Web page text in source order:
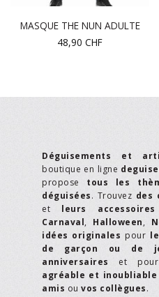
MASQUE THE NUN ADULTE
48,90 CHF
Déguisements et
boutique en ligne
propose tous les
déguisées. Trouvez des
et leurs accessoires
Carnaval, Halloween,
idées originales pour
de garçon ou de
anniversaires et
agréable et inoubliable
amis ou vos collègues.